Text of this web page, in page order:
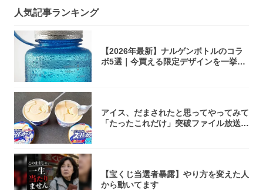
人気記事ランキング
【2026年最新】ナルゲンボトルのコラ
ボ5選｜今買える限定デザインを一挙紹
アイス、だまされたと思ってやってみて
「たったこれだけ」突破ファイル放送で
【宝くじ当選者暴露】やり方を変えた人
から動いてます